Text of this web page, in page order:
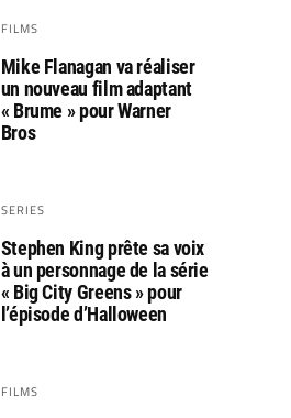
FILMS
Mike Flanagan va réaliser
un nouveau film adaptant
« Brume » pour Warner
Bros
SERIES
Stephen King prête sa voix
à un personnage de la série
« Big City Greens » pour
l’épisode d’Halloween
FILMS